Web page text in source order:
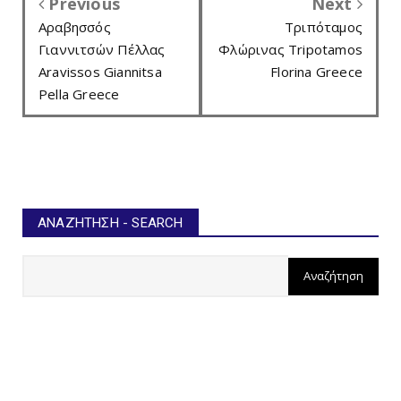
Αραβησσός
Γιαννιτσών Πέλλας
Aravissos Giannitsa
Pella Greece
Τριπόταμος
Φλώρινας Tripotamos
Florina Greece
ΑΝΑΖΉΤΗΣΗ - SEARCH